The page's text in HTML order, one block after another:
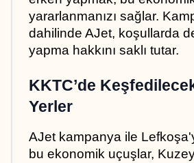
yararlanmanızı sağlar.
dahilinde AJet, koşullarda
yapma hakkını saklı tutar.
KKTC’de
Yerler
AJet kampanya ile
bu ekonomik uçuşlar,